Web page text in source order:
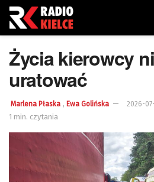
Życia kierowcy
uratować
Marlena Płaska , Ewa Golińska 2026-
1 min. czytania